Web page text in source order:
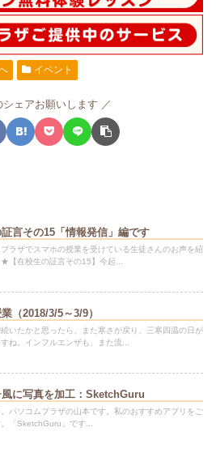
イベント
シェアお願いします
言その15「情報発信」編です
ラザでスマホの授業を受けている生徒さんのお声を紹
【在校生の証言その15】今起...
（2018/3/5～3/9）
いたかと思ったら、また寒さが戻り、三寒四温の日が
ね。インフルエンザも、また流...
風に写真を加工：SketchGuru
。パソコムプラザの山本です。私のおすすめアプリをご
「SketchGuru」です...